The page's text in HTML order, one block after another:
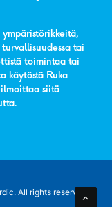
tai
toimintaa tai
käytöstä Ruka
siitä
.
All rights reserved